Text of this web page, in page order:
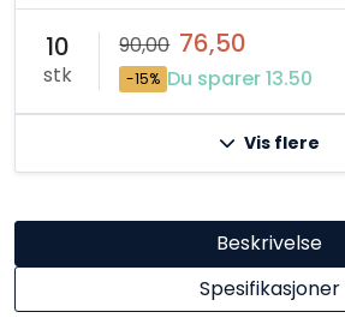
10
stk
90,00 76,50
-15% Du sparer 13.50
Vis flere
Beskrivelse
Spesifikasjoner